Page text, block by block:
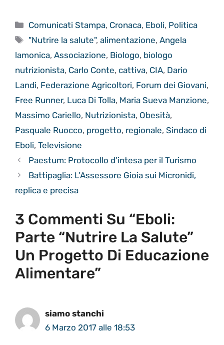
Categorie
Comunicati Stampa, Cronaca, Eboli, Politica
Tag
"Nutrire la salute",alimentazione,Angela
lamonica, Associazione, Biologo, biologo
nutrizionista, Carlo Conte, cattiva, CIA, Dario
Landi, Federazione Agricoltori, Forum dei Giovani,
Free Runner, Luca Di Tolla, Maria Sueva Manzione,
Massimo Cariello, Nutrizionista, Obesità,
Pasquale Ruocco, progetto, regionale, Sindaco di
Eboli, Televisione
Paestum: Protocollo d’intesa per il Turismo
Battipaglia: L’Assessore Gioia sui Micronidi,
replica e precisa
3 Commenti Su “Eboli:
Parte “Nutrire La Salute”
Un Progetto Di Educazione
Alimentare”
siamo stanchi
6 Marzo 2017 alle 18:53